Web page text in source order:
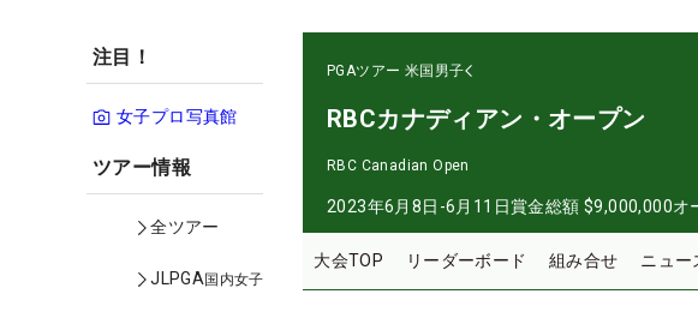
注目！
女子プロ写真館
ツアー情報
全ツアー
JLPGA国内女子
PGAツアー 米国男子
RBCカナディアン・オープン
RBC Canadian Open
2023年6月8日-6月11日賞金総額 $9,000,000オ
大会TOP リーダーボード 組み合せ ニュー